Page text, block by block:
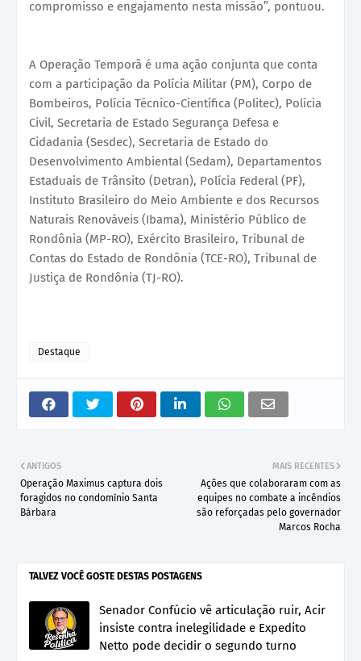
compromisso e engajamento nesta missão”, pontuou.
A Operação Temporã é uma ação conjunta que conta
com a participação da Polícia Militar (PM), Corpo de
Bombeiros, Polícia Técnico-Científica (Politec), Polícia
Civil, Secretaria de Estado Segurança Defesa e
Cidadania (Sesdec), Secretaria de Estado do
Desenvolvimento Ambiental (Sedam), Departamentos
Estaduais de Trânsito (Detran), Polícia Federal (PF),
Instituto Brasileiro do Meio Ambiente e dos Recursos
Naturais Renováveis (Ibama), Ministério Público de
Rondônia (MP-RO), Exército Brasileiro, Tribunal de
Contas do Estado de Rondônia (TCE-RO), Tribunal de
Justiça de Rondônia (TJ-RO).
Destaque
MAIS RECENTES
Ações que colaboraram com as
equipes no combate a incêndios
são reforçadas pelo governador
Marcos Rocha
ANTIGOS
Operação Maximus captura dois
foragidos no condomínio Santa
Bárbara
TALVEZ VOCÊ GOSTE DESTAS POSTAGENS
Senador Confúcio vê articulação ruir, Acir
insiste contra inelegilidade e Expedito
Netto pode decidir o segundo turno